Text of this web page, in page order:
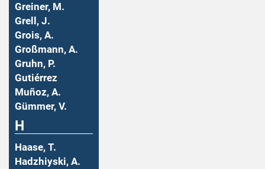
Greiner, M.
Grell, J.
Grois, A.
Großmann, A.
Gruhn, P.
Gutiérrez
Muñoz, A.
Gümmer, V.
H
Haase, T.
Hadzhiyski, A.